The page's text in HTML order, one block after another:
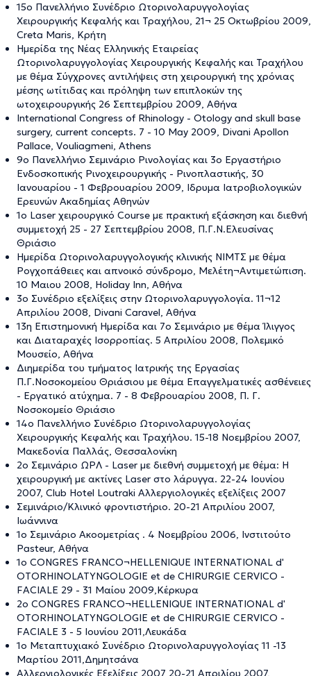
15ο Πανελλήνιο Συνέδριο Ωτορινολαρυγγολογίας
Χειρουργικής Κεφαλής και Τραχήλου, 21¬ 25 Οκτωβρίου 2009,
Creta Maris, Κρήτη
Ημερίδα της Νέας Ελληνικής Εταιρείας
Ωτορινολαρυγγολογίας Χειρουργικής Κεφαλής και Τραχήλου
με θέμα Σύγχρονες αντιλήψεις στη χειρουργική της χρόνιας
μέσης ωτίτιδας και πρόληψη των επιπλοκών της
ωτοχειρουργικής 26 Σεπτεμβρίου 2009, Αθήνα
International Congress of Rhinology - Otology and skull base
surgery, current concepts. 7 - 10 May 2009, Divani Apollon
Pallace, Vouliagmeni, Athens
9o Πανελλήνιο Σεμινάριο Ρινολογίας και 3ο Εργαστήριο
Ενδοσκοπικής Ρινοχειρουργικής - Ρινοπλαστικής, 30
Ιανουαρίου - 1 Φεβρουαρίου 2009, Ιδρυμα Ιατροβιολογικών
Ερευνών Ακαδημίας Αθηνών
1ο Laser χειρουργικό Course με πρακτική εξάσκηση και διεθνή
συμμετοχή 25 - 27 Σεπτεμβρίου 2008, Π.Γ.Ν.Ελευσίνας
Θριάσιο
Ημερίδα Ωτορινολαρυγγολογικής κλινικής ΝΙΜΤΣ με θέμα
Ρογχοπάθειες και απνοικό σύνδρομο, Μελέτη¬Αντιμετώπιση.
10 Μαιου 2008, Holiday Inn, Aθήνα
3ο Συνέδριο εξελίξεις στην Ωτορινολαρυγγολογία. 11¬12
Απριλίου 2008, Divani Caravel, Αθήνα
13η Επιστημονική Ημερίδα και 7ο Σεμινάριο με θέμα Ίλιγγος
και Διαταραχές Ισορροπίας. 5 Απριλίου 2008, Πολεμικό
Μουσείο, Αθήνα
Διημερίδα του τμήματος Ιατρικής της Εργασίας
Π.Γ.Νοσοκομείου Θριάσιου με θέμα Επαγγελματικές ασθένειες
- Εργατικό ατύχημα. 7 - 8 Φεβρουαρίου 2008, Π. Γ.
Νοσοκομείο Θριάσιο
14ο Πανελλήνιο Συνέδριο Ωτορινολαρυγγολογίας
Χειρουργικής Κεφαλής και Τραχήλου. 15-18 Νοεμβρίου 2007,
Μακεδονία Παλλάς, Θεσσαλονίκη
2ο Σεμινάριο ΩΡΛ - Laser με διεθνή συμμετοχή με θέμα: Η
χειρουργική με ακτίνες Laser στο λάρυγγα. 22-24 Ιουνίου
2007, Club Hotel Loutraki Αλλεργιολογικές εξελίξεις 2007
Σεμινάριο/Κλινικό φροντιστήριο. 20-21 Απριλίου 2007,
Ιωάννινα
1ο Σεμινάριο Ακοομετρίας . 4 Νοεμβρίου 2006, Ινστιτούτο
Pasteur, Αθήνα
1ο CONGRES FRANCO¬HELLENIQUE INTERNATIONAL d'
OTORHINOLATYNGOLOGIE et de CHIRURGIE CERVICO -
FACIALE 29 - 31 Μαίου 2009,Κέρκυρα
2ο CONGRES FRANCO¬HELLENIQUE INTERNATIONAL d'
OTORHINOLATYNGOLOGIE et de CHIRURGIE CERVICO -
FACIALE 3 - 5 Ιουνίου 2011,Λευκάδα
1ο Μεταπτυχιακό Συνέδριο Ωτορινολαρυγγολογίας 11 -13
Μαρτίου 2011,Δημητσάνα
Αλλεργιολογικές Εξελίξεις 2007 20-21 Απριλίου 2007,